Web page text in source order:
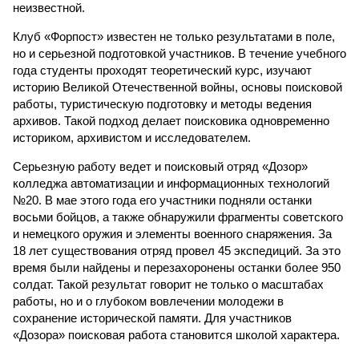
неизвестной.
Клуб «Форпост» известен не только результатами в поле,
но и серьезной подготовкой участников. В течение учебного
года студенты проходят теоретический курс, изучают
историю Великой Отечественной войны, основы поисковой
работы, туристическую подготовку и методы ведения
архивов. Такой подход делает поисковика одновременно
историком, архивистом и исследователем.
Серьезную работу ведет и поисковый отряд «Дозор»
колледжа автоматизации и информационных технологий
№20. В мае этого года его участники подняли останки
восьми бойцов, а также обнаружили фрагменты советского
и немецкого оружия и элементы военного снаряжения. За
18 лет существования отряд провел 45 экспедиций. За это
время были найдены и перезахоронены останки более 950
солдат. Такой результат говорит не только о масштабах
работы, но и о глубоком вовлечении молодежи в
сохранение исторической памяти. Для участников
«Дозора» поисковая работа становится школой характера.